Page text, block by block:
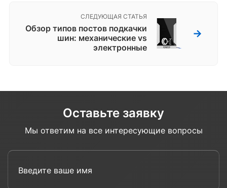
СЛЕДУЮЩАЯ СТАТЬЯ
Обзор типов постов подкачки
шин: механические vs
электронные
→
Оставьте заявку
Мы ответим на все интересующие вопросы